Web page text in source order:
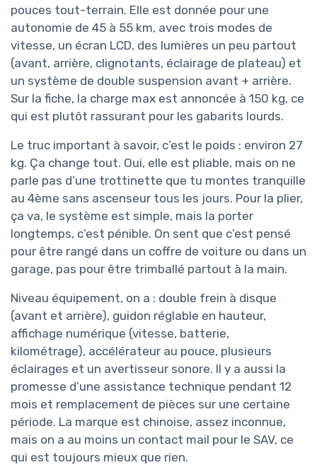
pouces tout-terrain. Elle est donnée pour une
autonomie de 45 à 55 km, avec trois modes de
vitesse, un écran LCD, des lumières un peu partout
(avant, arrière, clignotants, éclairage de plateau) et
un système de double suspension avant + arrière.
Sur la fiche, la charge max est annoncée à 150 kg, ce
qui est plutôt rassurant pour les gabarits lourds.
Le truc important à savoir, c’est le poids : environ 27
kg. Ça change tout. Oui, elle est pliable, mais on ne
parle pas d’une trottinette que tu montes tranquille
au 4ème sans ascenseur tous les jours. Pour la plier,
ça va, le système est simple, mais la porter
longtemps, c’est pénible. On sent que c’est pensé
pour être rangé dans un coffre de voiture ou dans un
garage, pas pour être trimballé partout à la main.
Niveau équipement, on a : double frein à disque
(avant et arrière), guidon réglable en hauteur,
affichage numérique (vitesse, batterie,
kilométrage), accélérateur au pouce, plusieurs
éclairages et un avertisseur sonore. Il y a aussi la
promesse d’une assistance technique pendant 12
mois et remplacement de pièces sur une certaine
période. La marque est chinoise, assez inconnue,
mais on a au moins un contact mail pour le SAV, ce
qui est toujours mieux que rien.